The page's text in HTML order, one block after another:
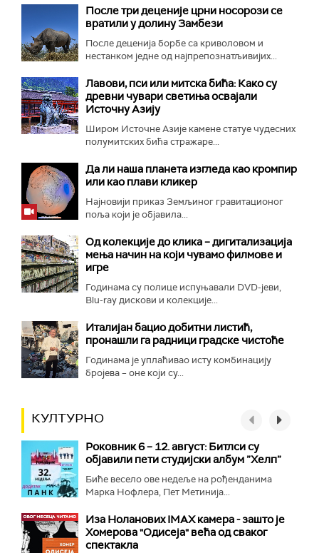
После три деценије црни носорози се
вратили у долину Замбези
После деценија борбе са криволовом и
нестанком једне од најпрепознатљивијих...
Лавови, пси или митска бића: Како су
древни чувари светиња освајали
Источну Азију
Широм Источне Азије камене статуе чудесних
полумитских бића стражаре...
Да ли наша планета изгледа као кромпир
или као плави кликер
Најновији приказ Земљиног гравитационог
поља који је објавила...
Од колекције до клика – дигитализација
мења начин на који чувамо филмове и
игре
Годинама су полице испуњавали DVD-јеви,
Blu-ray дискови и колекције...
Италијан бацио добитни листић,
пронашли га радници градске чистоће
Годинама је уплаћивао исту комбинацију
бројева – оне који су...
КУЛТУРНО
Роковник 6 – 12. август: Битлси су
објавили пети студијски албум ”Хелп”
Биће весело ове недеље на рођенданима
Марка Нофлера, Пет Метинија...
Иза Ноланових IMAX камера - зашто је
Хомерова "Одисеја" већа од сваког
спектакла